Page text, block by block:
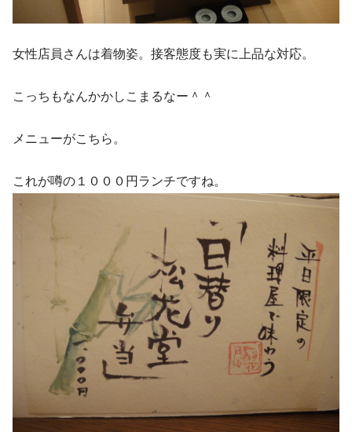
女性店員さんは着物姿。接客態度も実に上品な対応。
こっちもなんかかしこまるなー＾＾
メニューがこちら。
これが噂の１０００円ランチですね。